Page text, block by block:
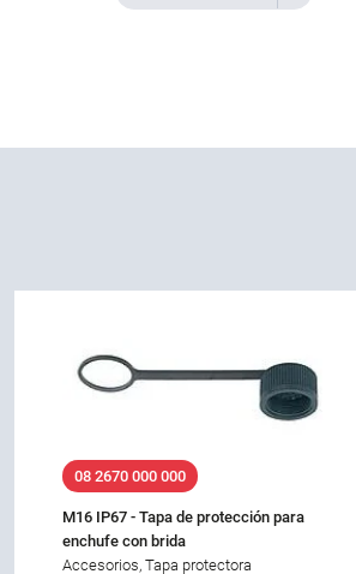
08 2670 000 000
M16 IP67 - Tapa de protección para
enchufe con brida
Accesorios, Tapa protectora